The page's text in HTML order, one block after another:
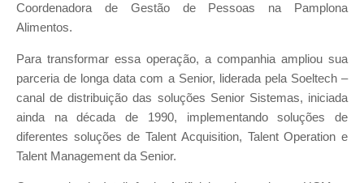
Coordenadora de Gestão de Pessoas na Pamplona
Alimentos.
Para transformar essa operação, a companhia ampliou sua
parceria de longa data com a Senior, liderada pela Soeltech –
canal de distribuição das soluções Senior Sistemas, iniciada
ainda na década de 1990, implementando soluções de
diferentes soluções de Talent Acquisition, Talent Operation e
Talent Management da Senior.